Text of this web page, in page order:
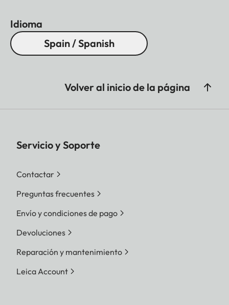
Idioma
Spain / Spanish
Volver al inicio de la página
Servicio y Soporte
Contactar
Preguntas frecuentes
Envío y condiciones de pago
Devoluciones
Reparación y mantenimiento
Leica Account